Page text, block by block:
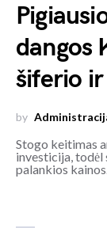
dangos
šiferio
by
Stogo keitimas
investicija, todėl
palankios